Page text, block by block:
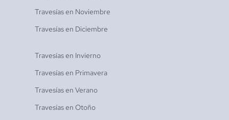
Travesías en Noviembre
Travesías en Diciembre
Travesías en Invierno
Travesías en Primavera
Travesías en Verano
Travesías en Otoño